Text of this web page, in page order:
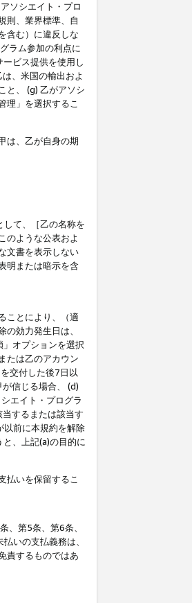
ソシエイト・プロ
則、業界標準、自
含む）に違反しな
ラム参加の利点に
ビス提供を使用し
、米国の輸出およ
と、 (g) 乙がアソシ
理」を選択するこ
は、乙が自身の期
て、［乙の名称を
のような公表およ
文書を表示しない
明または暗示を含
ことにより、（適
効力発生日は、
オプションを選択
たは乙のアカウン
交付した後7日以
信じる場合、 (d)
エイト・プログラ
するまたは該当す
以前に本規約を解除
、上記(a)の目的に
払いを保留するこ
、第5条、第6条、
いの支払義務は、
責するものではあ